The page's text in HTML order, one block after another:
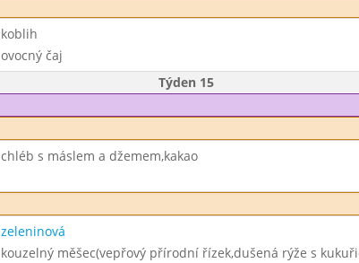
koblih
ovocný čaj
Týden 15
chléb s máslem a džemem,kakao
zeleninová
kouzelný měšec(vepřový přírodní řízek,dušená rýže s